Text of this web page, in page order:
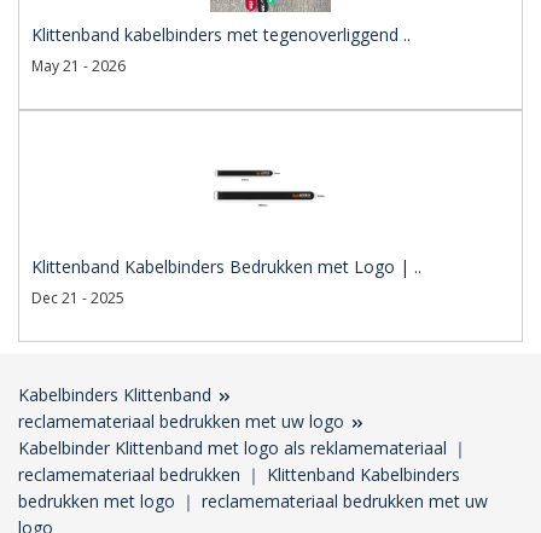
Klittenband kabelbinders met tegenoverliggend ..
May 21 - 2026
Klittenband Kabelbinders Bedrukken met Logo | ..
Dec 21 - 2025
Kabelbinders Klittenband
reclamemateriaal bedrukken met uw logo
Kabelbinder Klittenband met logo als reklamemateriaal ｜
reclamemateriaal bedrukken ｜ Klittenband Kabelbinders
bedrukken met logo ｜ reclamemateriaal bedrukken met uw
logo